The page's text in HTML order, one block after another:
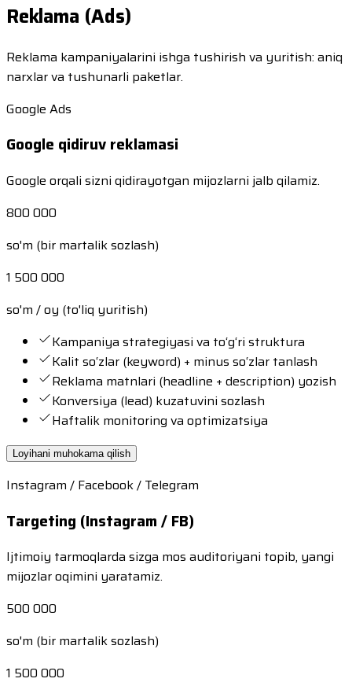
Reklama (Ads)
Reklama kampaniyalarini ishga tushirish va yuritish: aniq
narxlar va tushunarli paketlar.
Google Ads
Google qidiruv reklamasi
Google orqali sizni qidirayotgan mijozlarni jalb qilamiz.
800 000
so'm (bir martalik sozlash)
1 500 000
so'm / oy (to'liq yuritish)
Kampaniya strategiyasi va to‘g‘ri struktura
Kalit so‘zlar (keyword) + minus so‘zlar tanlash
Reklama matnlari (headline + description) yozish
Konversiya (lead) kuzatuvini sozlash
Haftalik monitoring va optimizatsiya
Loyihani muhokama qilish
Instagram / Facebook / Telegram
Targeting (Instagram / FB)
Ijtimoiy tarmoqlarda sizga mos auditoriyani topib, yangi
mijozlar oqimini yaratamiz.
500 000
so'm (bir martalik sozlash)
1 500 000